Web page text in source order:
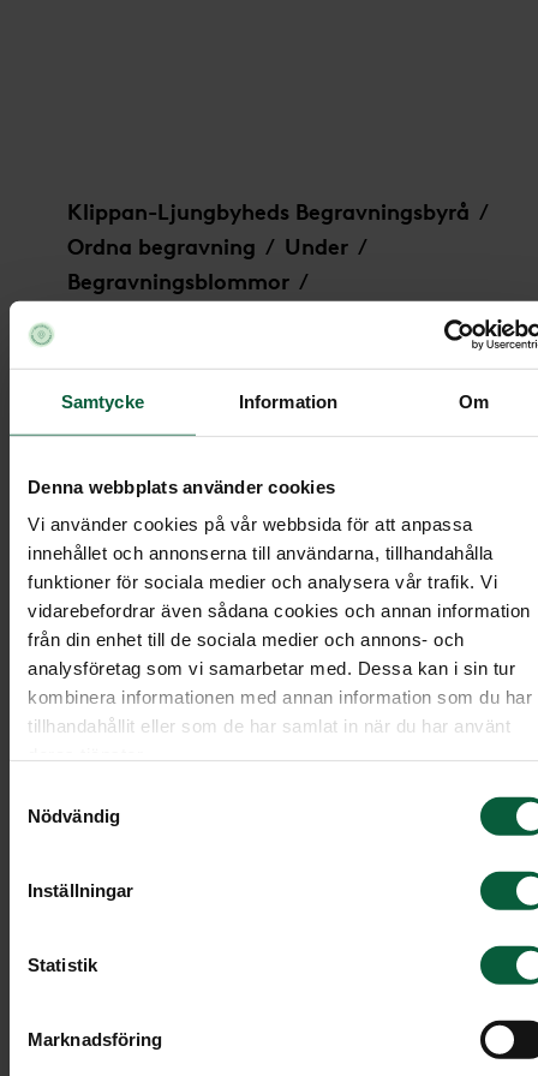
Samtycke Information Om
Denna webbplats använder cookies
Vi använder cookies på vår webbsida för att anpassa
innehållet och annonserna till användarna, tillhandahålla
funktioner för sociala medier och analysera vår trafik. Vi
vidarebefordrar även sådana cookies och annan information
från din enhet till de sociala medier och annons- och
analysföretag som vi samarbetar med. Dessa kan i sin tur
kombinera informationen med annan information som du har
tillhandahållit eller som de har samlat in när du har använt
Nödvändig
Inställningar
Statistik
Marknadsföring
Klippan-Ljungbyheds Begravningsbyrå /
Ordna begravning / Under /
Begravningsblommor /
Krans - Blomsterpastell, större
silvergrå eukalyptus.